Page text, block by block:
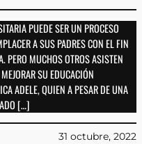
PUEDE SER UN PROCESO
A SUS PADRES CON EL FIN
PERO MUCHOS OTROS ASISTEN
SU EDUCACIÓN
ADELE, QUIEN A PESAR DE UNA
[…]
31 octubre, 2022